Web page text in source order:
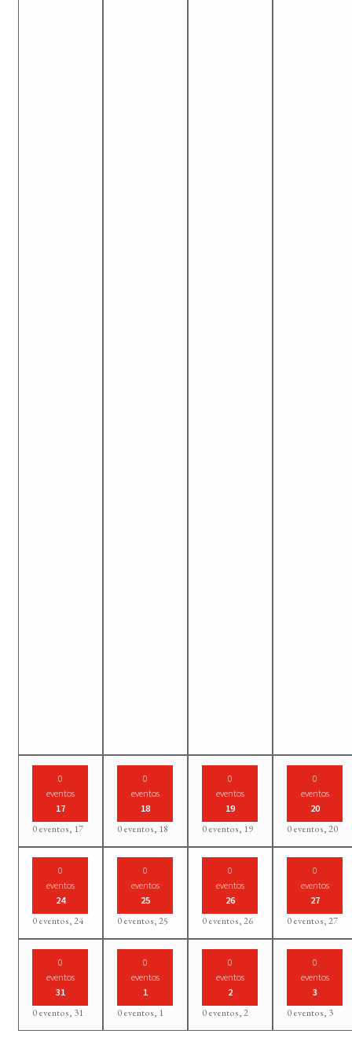
0
eventos
17
0 eventos, 17
0
eventos
18
0 eventos, 18
0
eventos
19
0 eventos, 19
0
eventos
20
0 eventos,20
0
eventos
24
0 eventos,24
0
eventos
25
0 eventos,25
0
eventos
26
0 eventos,26
0
eventos
27
0 eventos,27
0
eventos
31
0 eventos, 31
0
eventos
1
0 eventos, 1
0
eventos
2
0 eventos,2
0
eventos
3
0 eventos, 3